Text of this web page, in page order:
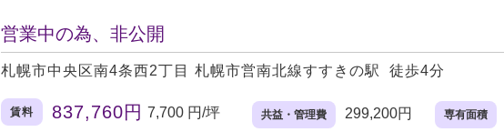
営業中の為、非公開
札幌市中央区南4条西2丁目 札幌市営南北線すすきの駅 徒歩4分
賃料 837,760円 7,700 円/坪 共益・管理費 299,200円 専有面積